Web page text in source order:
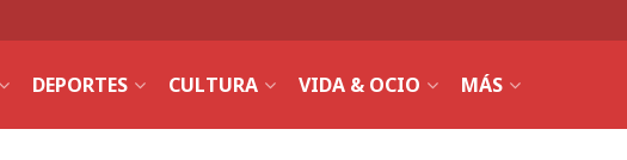
DEPORTES CULTURA VIDA & OCIO MÁS